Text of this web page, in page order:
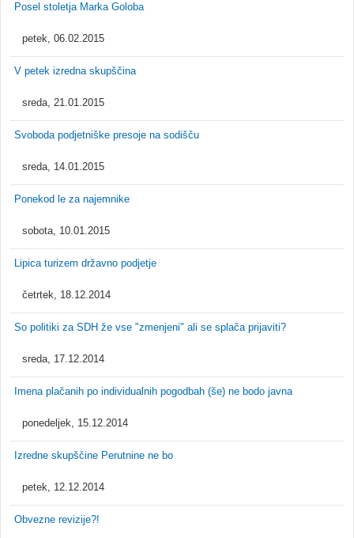
Posel stoletja Marka Goloba
petek, 06.02.2015
V petek izredna skupščina
sreda, 21.01.2015
Svoboda podjetniške presoje na sodišču
sreda, 14.01.2015
Ponekod le za najemnike
sobota, 10.01.2015
Lipica turizem državno podjetje
četrtek, 18.12.2014
So politiki za SDH že vse "zmenjeni" ali se splača prijaviti?
sreda, 17.12.2014
Imena plačanih po individualnih pogodbah (še) ne bodo javna
ponedeljek, 15.12.2014
Izredne skupščine Perutnine ne bo
petek, 12.12.2014
Obvezne revizije?!